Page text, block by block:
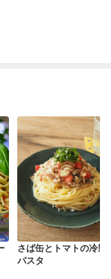
さば缶とトマトの冷製
パスタ